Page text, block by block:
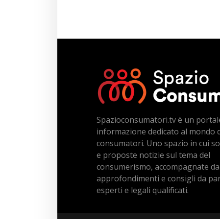
Spazioconsumatori.tv è un
informazione dedicato al mondo
consumatori. Uno spazio in cui
e proposte notizie sul tema del
consumerismo, accompagnate da
approfondimenti e consigli da
esperti e legali qualificati.